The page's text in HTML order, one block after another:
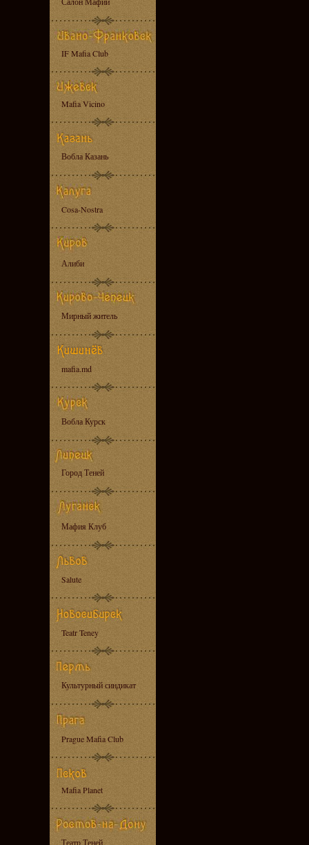
IF Mafia Club
Mafia Vicino
Вобла Казань
Cosa-Nostra
Алиби
Мирный житель
mafia.md
Вобла Курск
Город Теней
Мафия Клуб
Salute
Teatr Teney
Культурный синдикат
Prague Mafia Club
Mafia Planet
Театр Теней